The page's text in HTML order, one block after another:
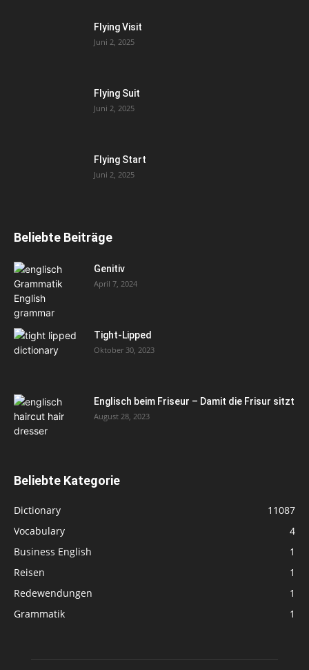
Flying Visit
Juni 2, 2025
Flying Suit
Juni 2, 2025
Flying Start
Juni 2, 2025
Beliebte Beiträge
Genitiv
April 7, 2024
Tight-Lipped
Oktober 30, 2023
Englisch beim Friseur – Damit die Frisur sitzt
August 28, 2023
Beliebte Kategorie
Dictionary
11087
Vocabulary
4
Business English
1
Reisen
1
Redewendungen
1
Grammatik
1